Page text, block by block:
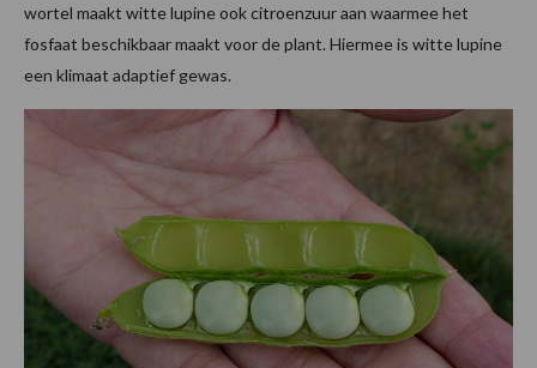
wortel maakt witte lupine ook citroenzuur aan waarmee het
fosfaat beschikbaar maakt voor de plant. Hiermee is witte lupine
een klimaat adaptief gewas.